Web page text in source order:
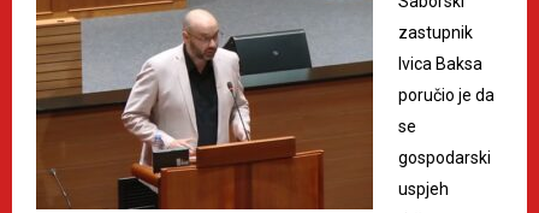
zastupnik
Ivica Baksa
poručio je da
se
gospodarski
uspjeh